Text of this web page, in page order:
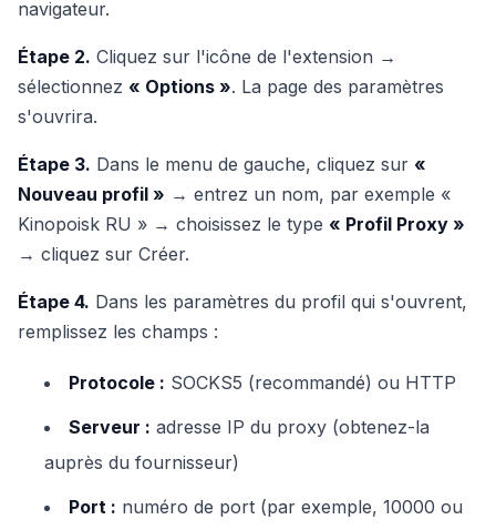
navigateur.
Étape 2. Cliquez sur l'icône de l'extension →
sélectionnez « Options ». La page des paramètres
s'ouvrira.
Étape 3. Dans le menu de gauche, cliquez sur «
Nouveau profil » → entrez un nom, par exemple «
Kinopoisk RU » → choisissez le type « Profil Proxy »
→ cliquez sur Créer.
Étape 4. Dans les paramètres du profil qui s'ouvrent,
remplissez les champs :
Protocole : SOCKS5 (recommandé) ou HTTP
Serveur : adresse IP du proxy (obtenez-la
auprès du fournisseur)
Port : numéro de port (par exemple, 10000 ou